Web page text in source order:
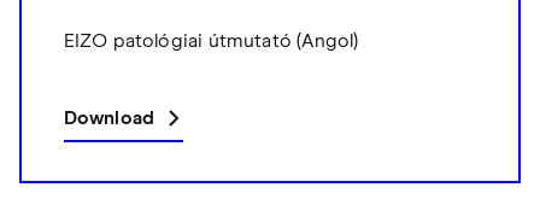
EIZO patológiai útmutató (Angol)
Download